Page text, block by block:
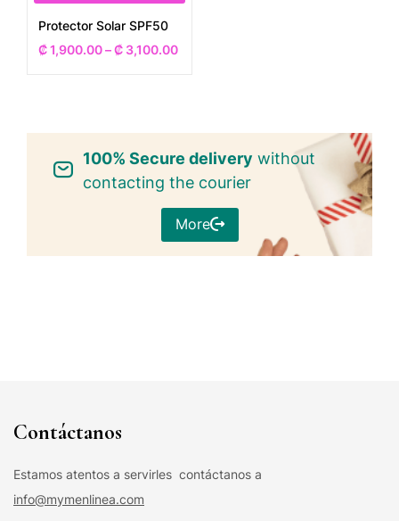
Protector Solar SPF50
₡1,900.00–₡ 3,100.00
100% Secure delivery without
contacting the courier
More
Contáctanos
Estamos atentos a servirles contáctanos a
info@mymenlinea.com